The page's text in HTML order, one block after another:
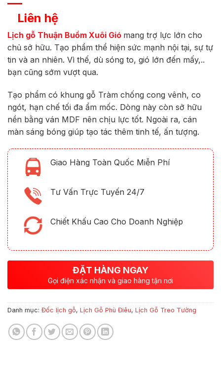
Liên hệ
Lịch gỗ Thuận Buồm Xuôi Gió mang trợ lực lớn cho
chủ sở hữu. Tạo phẩm thể hiện sức mạnh nội tại, sự tự
tin và an nhiên. Vì thế, dù sóng to, gió lớn đến mấy,..
bạn cũng sớm vượt qua.
Tạo phẩm có khung gỗ Tràm chống cong vênh, co
ngót, hạn chế tối đa ẩm mốc. Dòng này còn sở hữu
nền bằng ván MDF nên chịu lực tốt. Ngoài ra, cán
màn sáng bóng giúp tạo tác thêm tinh tế, ấn tượng.
Giao Hàng Toàn Quốc Miễn Phí
Tư Vấn Trực Tuyến 24/7
Chiết Khấu Cao Cho Doanh Nghiệp
ĐẶT HÀNG NGAY
Gọi điện xác nhận và giao hàng tận nơi
Danh mục: Đốc lịch gỗ, Lịch Gỗ Phù Điêu, Lịch Gỗ Treo Tường